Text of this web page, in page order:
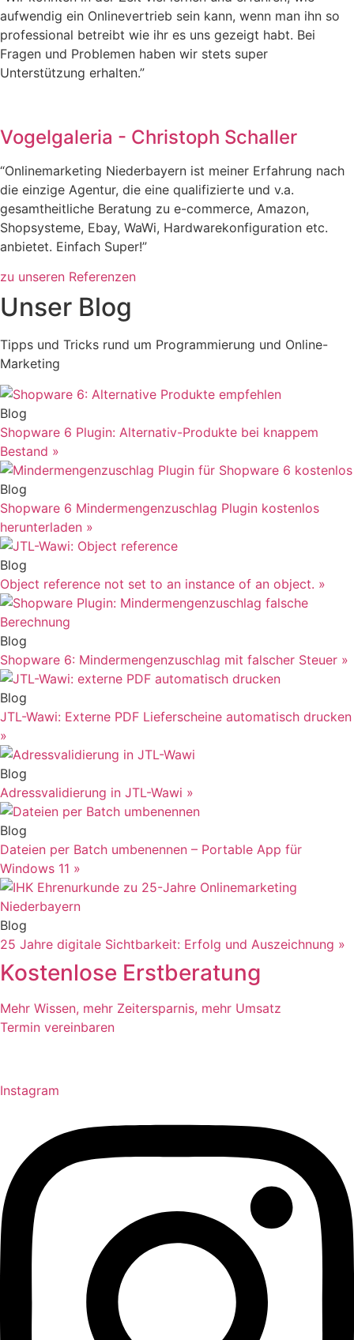
aufwendig ein Onlinevertrieb sein kann, wenn man ihn so
professional betreibt wie ihr es uns gezeigt habt. Bei
Fragen und Problemen haben wir stets super
Unterstützung erhalten.”
Vogelgaleria - Christoph Schaller
“Onlinemarketing Niederbayern ist meiner Erfahrung nach
die einzige Agentur, die eine qualifizierte und v.a.
gesamtheitliche Beratung zu e-commerce, Amazon,
Shopsysteme, Ebay, WaWi, Hardwarekonfiguration etc.
anbietet. Einfach Super!”
zu unseren Referenzen
Unser Blog
Tipps und Tricks rund um Programmierung und Online-
Marketing
Blog
Shopware 6 Plugin: Alternativ-Produkte bei knappem
Bestand »
Blog
Shopware 6 Mindermengenzuschlag Plugin kostenlos
herunterladen »
Blog
Object reference not set to an instance of an object. »
Blog
Shopware 6: Mindermengenzuschlag mit falscher Steuer »
Blog
JTL-Wawi: Externe PDF Lieferscheine automatisch drucken
»
Blog
Adressvalidierung in JTL-Wawi »
Blog
Dateien per Batch umbenennen – Portable App für
Windows 11 »
Blog
25 Jahre digitale Sichtbarkeit: Erfolg und Auszeichnung »
Kostenlose Erstberatung
Mehr Wissen, mehr Zeitersparnis, mehr Umsatz
Termin vereinbaren
Instagram